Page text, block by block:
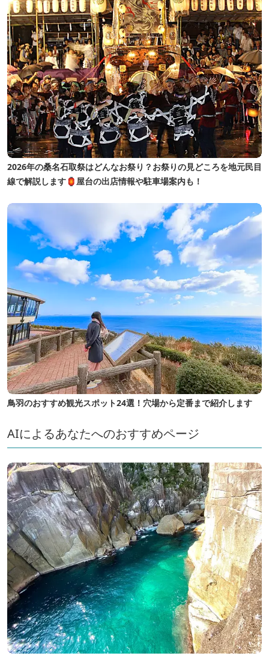
2026年の桑名石取祭はどんなお祭り？お祭りの見どころを地元民目
線で解説します🏮屋台の出店情報や駐車場案内も！
鳥羽のおすすめ観光スポット24選！穴場から定番まで紹介します
AIによるあなたへのおすすめページ